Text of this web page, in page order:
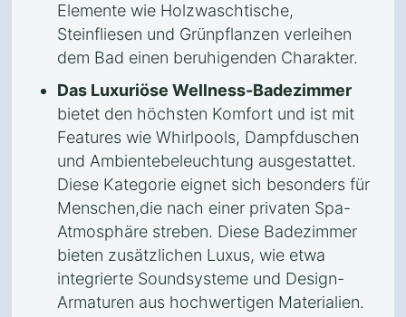
Elemente wie Holzwaschtische,
Steinfliesen und Grünpflanzen verleihen
dem Bad einen beruhigenden Charakter.
Das Luxuriöse Wellness-Badezimmer
bietet den höchsten Komfort und ist mit
Features wie Whirlpools, Dampfduschen
und Ambientebeleuchtung ausgestattet.
Diese Kategorie eignet sich besonders für
Menschen,die nach einer privaten Spa-
Atmosphäre streben. Diese Badezimmer
bieten zusätzlichen Luxus, wie etwa
integrierte Soundsysteme und Design-
Armaturen aus hochwertigen Materialien.